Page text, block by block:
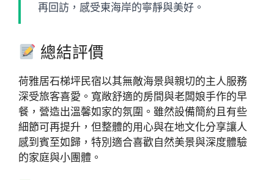
再回訪，感受東海岸的寧靜與美好。
總結評價
荷雅居石梯坪民宿以其無敵海景與親切的主人服務
深受旅客喜愛。寬敞舒適的房間與老闆娘手作的早
餐，營造出溫馨如家的氛圍。雖然設備簡約且有些
細節可再提升，但整體的用心與在地文化分享讓人
感到賓至如歸，特別適合喜歡自然美景與深度體驗
的家庭與小團體。